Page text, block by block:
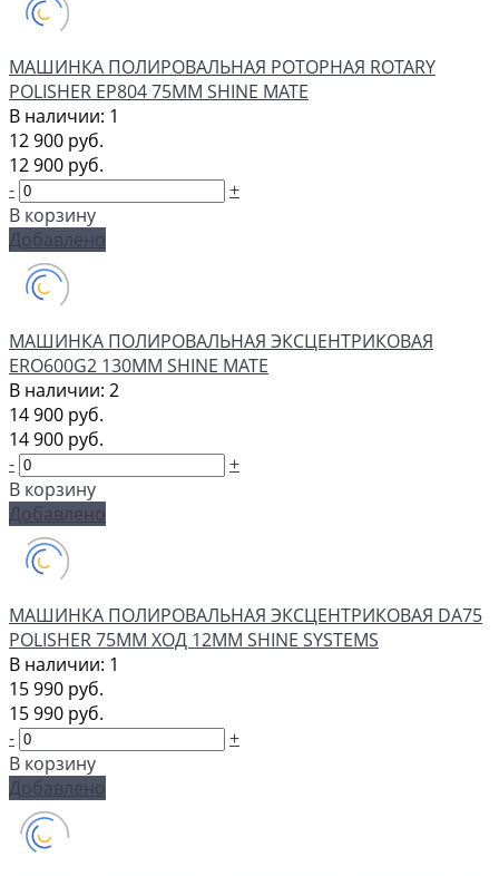
МАШИНКА ПОЛИРОВАЛЬНАЯ РОТОРНАЯ ROTARY
POLISHER EP804 75MM SHINE MATE
В наличии: 1
12 900 руб.
12 900 руб.
-
+
В корзину
Добавлено
МАШИНКА ПОЛИРОВАЛЬНАЯ ЭКCЦЕНТРИКОВАЯ
ERO600G2 130MM SHINE MATE
В наличии: 2
14 900 руб.
14 900 руб.
-
+
В корзину
Добавлено
МАШИНКА ПОЛИРОВАЛЬНАЯ ЭКСЦЕНТРИКОВАЯ DA75
POLISHER 75ММ ХОД 12ММ SHINE SYSTEMS
В наличии: 1
15 990 руб.
15 990 руб.
-
+
В корзину
Добавлено